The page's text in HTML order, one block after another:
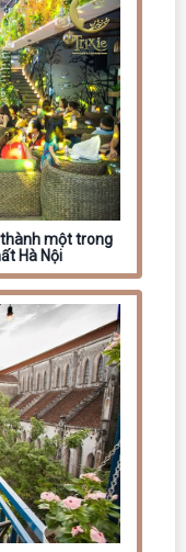
thành một trong
Hà Nội